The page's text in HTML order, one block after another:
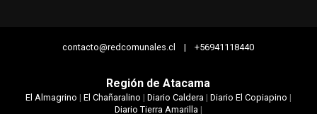
contacto@redcomunales.cl | +56941118440
Región de Atacama
El Almagrino | El Chañaralino | Diario Caldera | Diario El Copiapino |
Diario Tierra Amarilla |